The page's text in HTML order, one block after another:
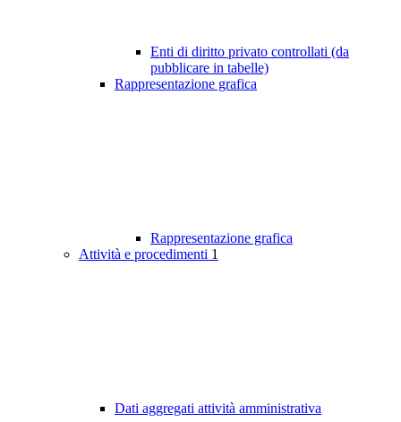
Enti di diritto privato controllati (da
pubblicare in tabelle)
Rappresentazione grafica
Rappresentazione grafica
Attività e procedimenti 1
Dati aggregati attività amministrativa